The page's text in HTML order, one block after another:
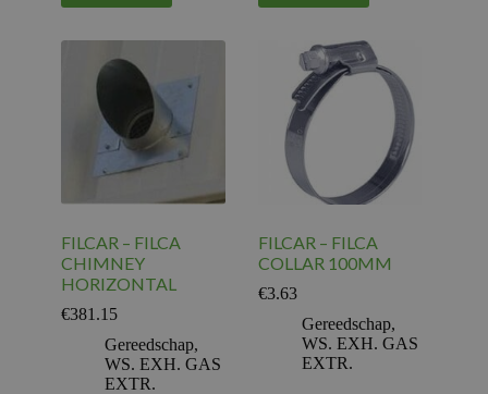
FILCAR – FILCA
CHIMNEY
HORIZONTAL
€381.15
Gereedschap,
WS. EXH. GAS
EXTR.
FILCAR – FILCA
COLLAR 100MM
€3.63
Gereedschap,
WS. EXH. GAS
EXTR.